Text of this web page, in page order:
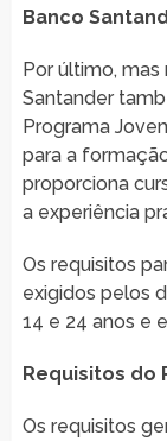
Banco
Por último,
Santander
Programa
para a
proporciona
a experiência
Os requisitos
exigidos pelos
14 e 24 anos e
Requisitos do
Os requisitos